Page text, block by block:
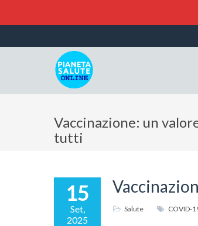
Vaccinazione: un
tutti
15
Set,
2025
Salute COVID-